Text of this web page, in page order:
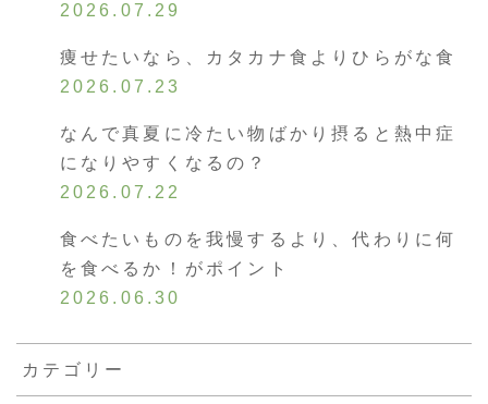
2026.07.29
痩せたいなら、カタカナ食よりひらがな食
2026.07.23
なんで真夏に冷たい物ばかり摂ると熱中症
になりやすくなるの？
2026.07.22
食べたいものを我慢するより、代わりに何
を食べるか！がポイント
2026.06.30
カテゴリー